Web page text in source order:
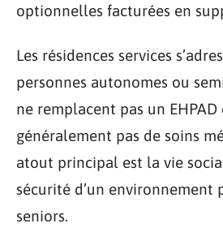
optionnelles facturées en
Les résidences services
personnes autonomes ou
ne remplacent pas un
généralement pas de soins
atout principal est la vie
sécurité d’un environnement
seniors.